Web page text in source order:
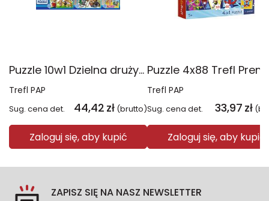
Puzzle 10w1 Dzielna drużyna Psiego Patrolu 96012
Trefl PAP
Sug. cena det. 44,42 zł (brutto)
Zaloguj się, aby kupić
Trefl PAP
Sug. cena det. 33,97 zł
Zaloguj się, aby kupić
ZAPISZ SIĘ NA NASZ NEWSLETTER